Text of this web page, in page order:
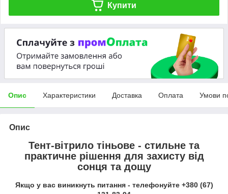
Купити
Опис Характеристики Доставка Оплата Умови
Опис
Тент-вітрило тіньове - стильне та
практичне рішення для захисту від
сонця та дощу
Якщо у вас виникнуть питання - телефонуйте +380 (67)